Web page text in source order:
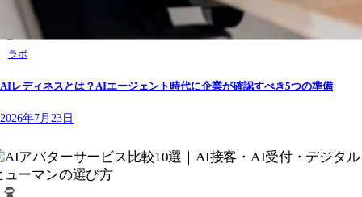
ラボ
AIレディネスとは？AIエージェント時代に企業が確認すべき5つの準備
2026年7月23日